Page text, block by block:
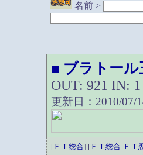
名前 >
■ ブラトール
OUT: 921 IN: 1
更新日：2010/07/
[ ＦＴ総合] [ ＦＴ総合:ＦＴ